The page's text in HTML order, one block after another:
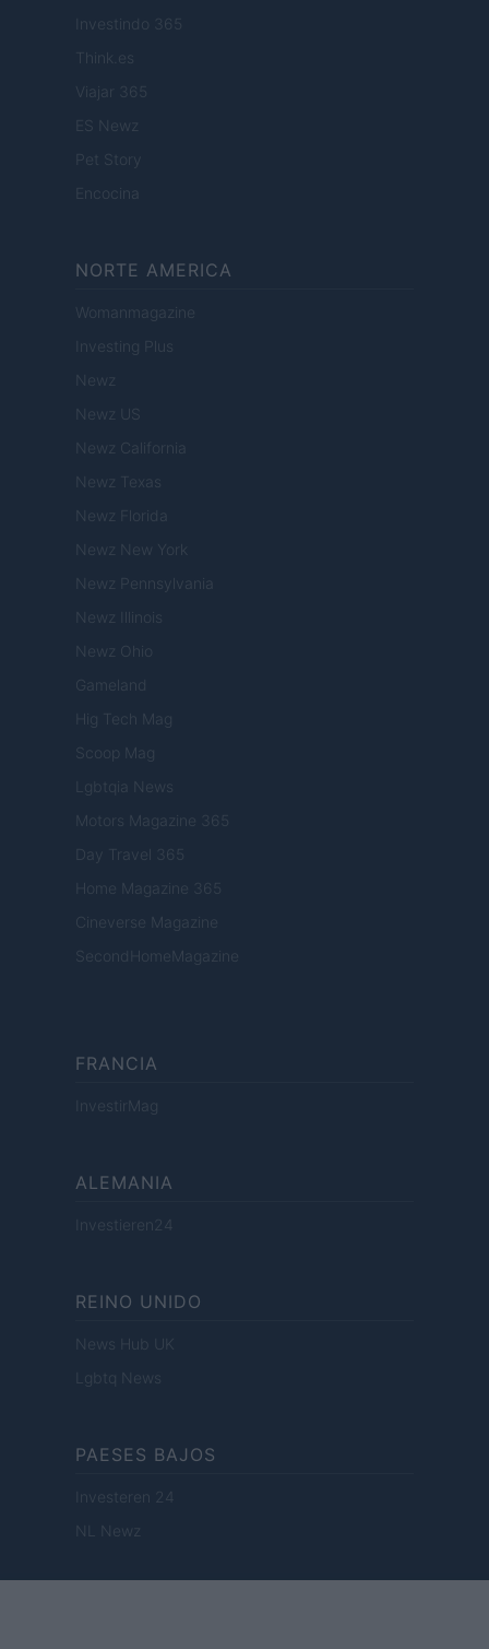
Investindo 365
Think.es
Viajar 365
ES Newz
Pet Story
Encocina
NORTE AMERICA
Womanmagazine
Investing Plus
Newz
Newz US
Newz California
Newz Texas
Newz Florida
Newz New York
Newz Pennsylvania
Newz Illinois
Newz Ohio
Gameland
Hig Tech Mag
Scoop Mag
Lgbtqia News
Motors Magazine 365
Day Travel 365
Home Magazine 365
Cineverse Magazine
SecondHomeMagazine
FRANCIA
InvestirMag
ALEMANIA
Investieren24
REINO UNIDO
News Hub UK
Lgbtq News
PAESES BAJOS
Investeren 24
NL Newz